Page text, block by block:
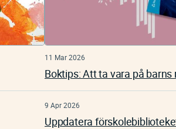
11 Mar 2026
Boktips: Att ta vara på barns
9 Apr 2026
Uppdatera